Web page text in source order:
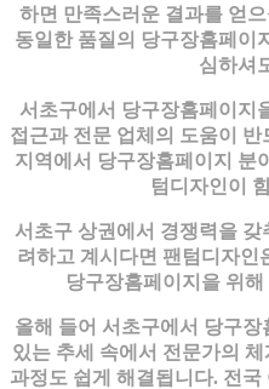
하면 만족스러운 결과를 얻
동일한 품질의 당구장홈페이
심하셔
서초구에서 당구장홈페이지
접근과 전문 업체의 도움이
지역에서 당구장홈페이지 분
텀디자인이
서초구 상권에서 경쟁력을
려하고 계시다면 팬텀디자인
당구장홈페이지을 위
올해 들어 서초구에서 당구
있는 추세 속에서 전문가의
과정도 쉽게 해결됩니다. 전